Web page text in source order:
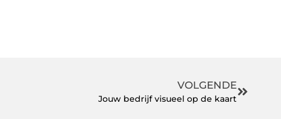
VOLGENDE
Jouw bedrijf visueel op de kaart